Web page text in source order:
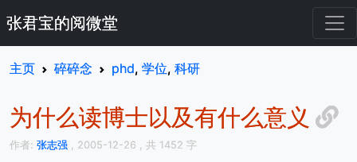
张君宝的阅微堂
主页 碎碎念 phd, 学位, 科研
为什么读博士以及有什么意义
作者: 张志强 , 2005-12-26 , 共 1452 字